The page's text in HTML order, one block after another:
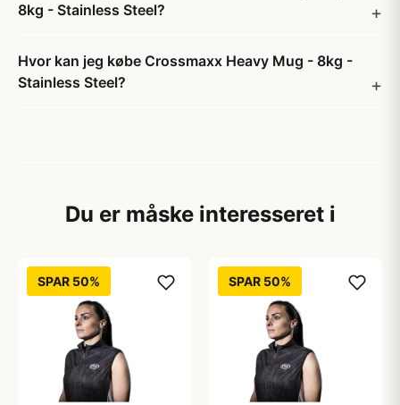
8kg - Stainless Steel?
Hvor kan jeg købe Crossmaxx Heavy Mug - 8kg -
Stainless Steel?
Du er måske interesseret i
SPAR 50% SPAR 50%